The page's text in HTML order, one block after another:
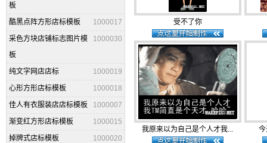
板
1000017
酷黑点阵方形店标模板
1000030
采色方块店铺标志图片模
板
1000019
纯文字网店店标
1000018
心形方形店标模板
1000007
佳人有衣服装店店标模板
1000015
渐变红方形店标模板
1000020
掉牌式店标模板
受不了你
我原来以为自己是个人才我...